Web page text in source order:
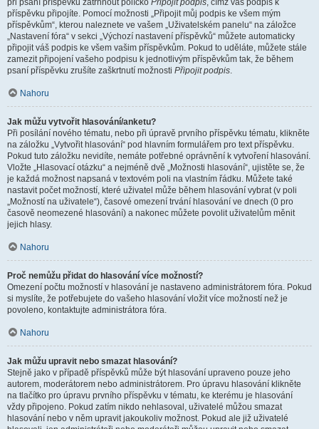
při psaní příspěvku zatrhnout políčko Připojit podpis, čímž váš podpis k
příspěvku připojíte. Pomocí možnosti „Připojit můj podpis ke všem mým
příspěvkům“, kterou naleznete ve vašem „Uživatelském panelu“ na záložce
„Nastavení fóra“ v sekci „Výchozí nastavení příspěvků“ můžete automaticky
připojit váš podpis ke všem vašim příspěvkům. Pokud to uděláte, můžete stále
zamezit připojení vašeho podpisu k jednotlivým příspěvkům tak, že během
psaní příspěvku zrušíte zaškrtnutí možnosti Připojit podpis.
Nahoru
Jak můžu vytvořit hlasování/anketu?
Při posílání nového tématu, nebo při úpravě prvního příspěvku tématu, klikněte
na záložku „Vytvořit hlasování“ pod hlavním formulářem pro text příspěvku.
Pokud tuto záložku nevidíte, nemáte potřebné oprávnění k vytvoření hlasování.
Vložte „Hlasovací otázku“ a nejméně dvě „Možnosti hlasování“, ujistěte se, že
je každá možnost napsaná v textovém poli na vlastním řádku. Můžete také
nastavit počet možností, které uživatel může během hlasování vybrat (v poli
„Možností na uživatele“), časové omezení trvání hlasování ve dnech (0 pro
časově neomezené hlasování) a nakonec můžete povolit uživatelům měnit
jejich hlasy.
Nahoru
Proč nemůžu přidat do hlasování více možností?
Omezení počtu možností v hlasování je nastaveno administrátorem fóra. Pokud
si myslíte, že potřebujete do vašeho hlasování vložit více možností než je
povoleno, kontaktujte administrátora fóra.
Nahoru
Jak můžu upravit nebo smazat hlasování?
Stejně jako v případě příspěvků může být hlasování upraveno pouze jeho
autorem, moderátorem nebo administrátorem. Pro úpravu hlasování klikněte
na tlačítko pro úpravu prvního příspěvku v tématu, ke kterému je hlasování
vždy připojeno. Pokud zatím nikdo nehlasoval, uživatelé můžou smazat
hlasování nebo v něm upravit jakoukoliv možnost. Pokud ale již uživatelé